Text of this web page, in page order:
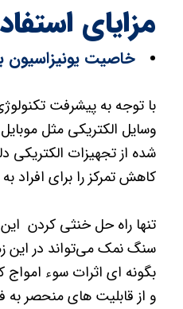
مزایای
خاصیت
با توجه به پیشرفت
وسایل الکتریکی مثل
شده از تجهیزات
کاهش تمرکز را برای افراد
تنها راه حل خنثی کردن
سنگ نمک می‌تواند در این
بگونه ای اثرات سوء
و از قابلیت های منحصر